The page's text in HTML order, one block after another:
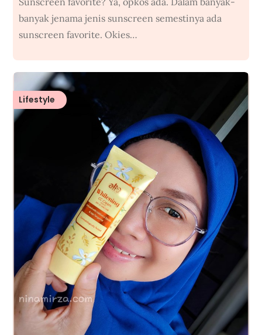
banyak jenama jenis sunscreen semestinya ada
sunscreen favorite. Okies…
Lifestyle